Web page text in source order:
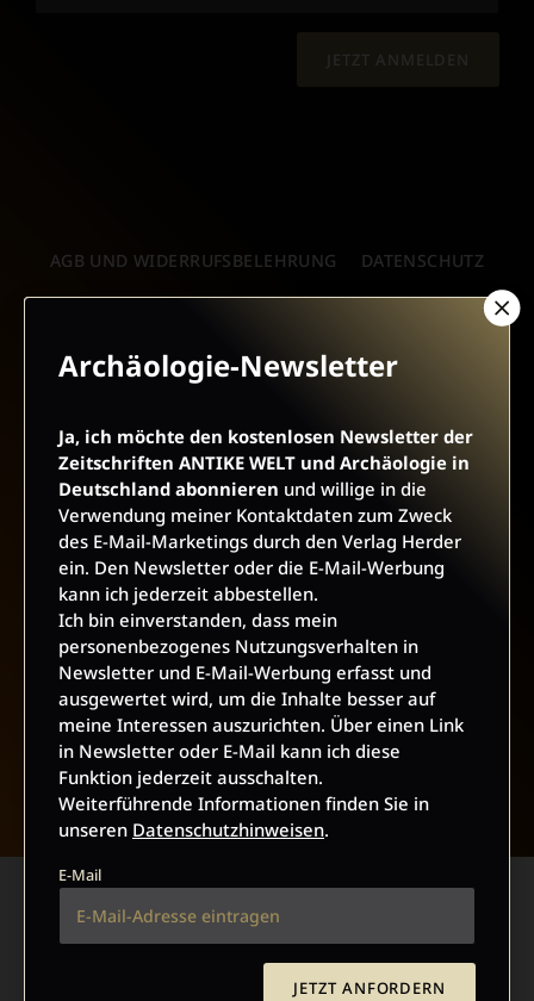
JETZT ANMELDEN
AGB UND WIDERRUFSBELEHRUNG DATENSCHUTZ
ABO ONLINE KÜNDIGEN
NACH OBEN
Archäologie-Newsletter
Ja, ich möchte den kostenlosen Newsletter der
Zeitschriften ANTIKE WELT und Archäologie in
Deutschland abonnieren und willige in die
Verwendung meiner Kontaktdaten zum Zweck
des E-Mail-Marketings durch den Verlag Herder
ein. Den Newsletter oder die E-Mail-Werbung
kann ich jederzeit abbestellen.
Ich bin einverstanden, dass mein
personenbezogenes Nutzungsverhalten in
Newsletter und E-Mail-Werbung erfasst und
ausgewertet wird, um die Inhalte besser auf
meine Interessen auszurichten. Über einen Link
in Newsletter oder E-Mail kann ich diese
Funktion jederzeit ausschalten.
Weiterführende Informationen finden Sie in
unseren Datenschutzhinweisen.
E-Mail
JETZT ANFORDERN